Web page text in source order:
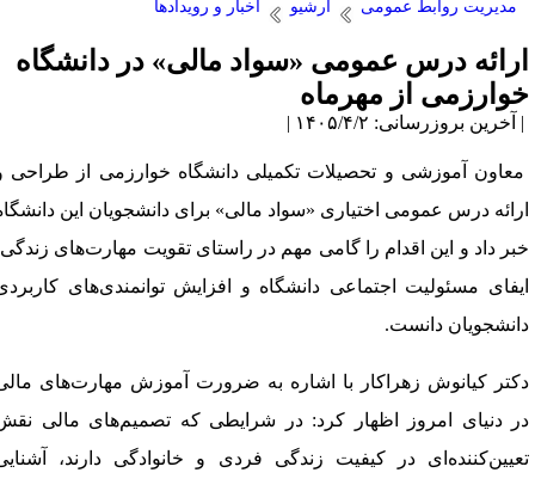
مدیریت روابط عمومی آرشیو اخبار و رویدادها
درس عمومی «سواد مالی» در دانشگاه
از مهرماه
بروزرسانی: ۱۴۰۵/۴/۲ |
آموزشی و تحصیلات تکمیلی دانشگاه خوارزمی از طراحی و
درس عمومی اختیاری «سواد مالی» برای دانشجویان این دانشگاه
داد و این اقدام را گامی مهم در راستای تقویت مهارت‌های زندگی،
مسئولیت اجتماعی دانشگاه و افزایش توانمندی‌های کاربردی
دانست.
کیانوش زهراکار با اشاره به ضرورت آموزش مهارت‌های مالی
دنیای امروز اظهار کرد: در شرایطی که تصمیم‌های مالی نقش
در کیفیت زندگی فردی و خانوادگی دارند، آشنایی